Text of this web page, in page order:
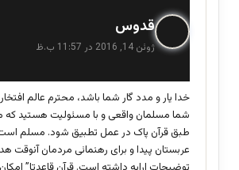
قدوس
ف
:
ژوئن 14, 2016 در 11:57 ب.ظ
خدا یار و مدد گار شما باشد، محترم عالم
شما مسلمان واقعی و با مسئولیت هستید که
طبق قرآن پاک در عمل تطبیق شود. مسلم است
عربستان پیدا و برای رهنمائی مردمان آنوقت